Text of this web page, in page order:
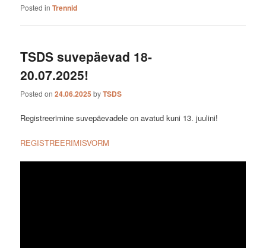
Posted in Trennid
TSDS suvepäevad 18-
20.07.2025!
Posted on24.06.2025 byTSDS
Registreerimine suvepäevadele on avatud kuni 13. juulini!
REGISTREERIMISVORM